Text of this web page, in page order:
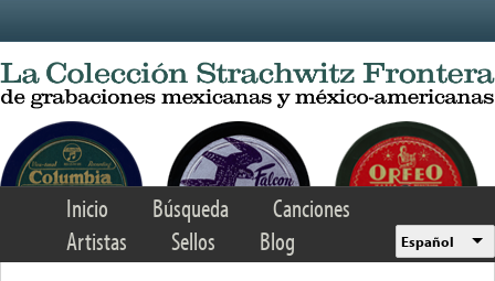
Inicio Búsqueda
Canciones
Artistas
Sellos Blog Español